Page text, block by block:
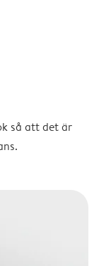
så att det är